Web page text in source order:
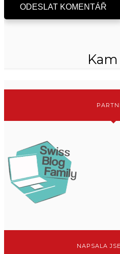
ODESLAT KOMENTÁŘ
NAPSALA